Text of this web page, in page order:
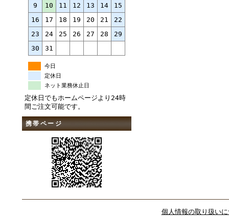
9
10 11 12 13 14
15
16
17 18 19 20 21
22
23
24 25 26 27 28
29
30
31
今日
定休日
ネット業務休止日
定休日でもホームページより24時
間ご注文可能です。
携帯ページ
個人情報の取り扱い